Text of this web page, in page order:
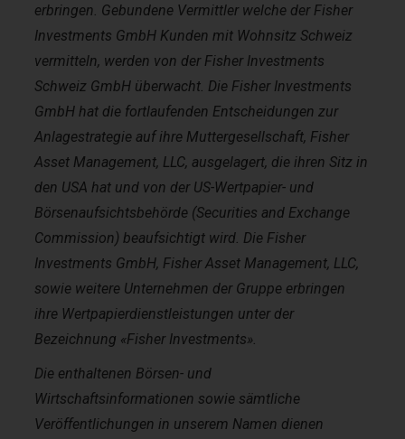
erbringen. Gebundene Vermittler welche der Fisher
Investments GmbH Kunden mit Wohnsitz Schweiz
vermitteln, werden von der Fisher Investments
Schweiz GmbH überwacht. Die Fisher Investments
GmbH hat die fortlaufenden Entscheidungen zur
Anlagestrategie auf ihre Muttergesellschaft, Fisher
Asset Management, LLC, ausgelagert, die ihren Sitz in
den USA hat und von der US-Wertpapier- und
Börsenaufsichtsbehörde (Securities and Exchange
Commission) beaufsichtigt wird. Die Fisher
Investments GmbH, Fisher Asset Management, LLC,
sowie weitere Unternehmen der Gruppe erbringen
ihre Wertpapierdienstleistungen unter der
Bezeichnung «Fisher Investments».
Die enthaltenen Börsen- und
Wirtschaftsinformationen sowie sämtliche
Veröffentlichungen in unserem Namen dienen